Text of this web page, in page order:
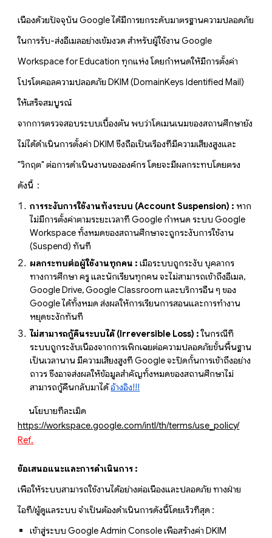
เนื่องด้วยปัจจุบัน Google ได้มีการยกระดับมาตรฐานความปลอดภัย
ในการรับ-ส่งอีเมลอย่างเข้มงวด สำหรับผู้ใช้งาน Google
Workspace for Education ทุกแห่ง โดยกำหนดให้มีการตั้งค่า
โปรโตคอลความปลอดภัย DKIM (DomainKeys Identified Mail)
ให้เสร็จสมบูรณ์
จากการตรวจสอบระบบเบื้องต้น พบว่าโดเมนเนมของสถานศึกษายัง
ไม่ได้ดำเนินการตั้งค่า DKIM ซึ่งถือเป็นเรื่องที่มีความเสี่ยงสูงและ
"วิกฤต" ต่อการดำเนินงานขององค์กร โดยจะมีผลกระทบโดยตรง
ดังนี้ :
การระงับการใช้งานทั้งระบบ (Account Suspension) :หาก
ไม่มีการตั้งค่าตามระยะเวลาที่ Google กำหนด ระบบ Google
Workspace ทั้งหมดของสถานศึกษาจะถูกระงับการใช้งาน
(Suspend) ทันที
ผลกระทบต่อผู้ใช้งานทุกคน :เมื่อระบบถูกระงับ บุคลากร
ทางการศึกษา ครู และนักเรียนทุกคน จะไม่สามารถเข้าถึงอีเมล,
Google Drive, Google Classroom และบริการอื่น ๆ ของ
Google ได้ทั้งหมด ส่งผลให้การเรียนการสอนและการทำงาน
หยุดชะงักทันที
ไม่สามารถกู้คืนระบบได้ (Irreversible Loss) :ในกรณีที่
ระบบถูกระงับเนื่องจากการเพิกเฉยต่อความปลอดภัยขั้นพื้นฐาน
เป็นเวลานาน มีความเสี่ยงสูงที่ Google จะปิดกั้นการเข้าถึงอย่าง
ถาวร ซึ่งอาจส่งผลให้ข้อมูลสำคัญทั้งหมดของสถานศึกษาไม่
สามารถกู้คืนกลับมาได้อ้างอิง!!!
นโยบายที่ละเมิด
https://workspace.google.com/intl/th/terms/use_policy/
Ref.
ข้อเสนอแนะและการดำเนินการ :
เพื่อให้ระบบสามารถใช้งานได้อย่างต่อเนื่องและปลอดภัย ทางฝ่าย
ไอที/ผู้ดูแลระบบ จำเป็นต้องดำเนินการดังนี้โดยเร็วที่สุด :
เข้าสู่ระบบ Google Admin Console เพื่อสร้างค่า DKIM